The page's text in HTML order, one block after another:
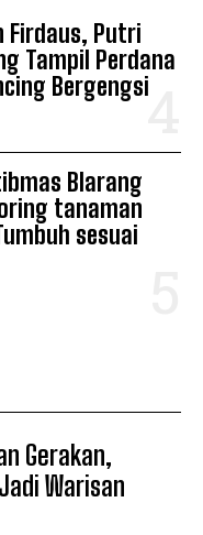
Firdaus, Putri
Tampil Perdana
Bergengsi
Blarang
tanaman
sesuai
Gerakan,
Warisan